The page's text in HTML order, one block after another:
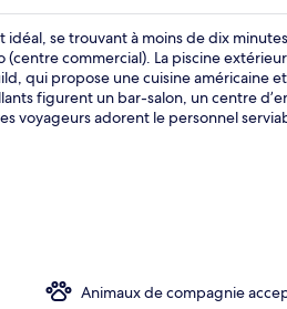
se trouvant à moins de dix
commercial). La piscine
qui propose une cuisine américaine
figurent un bar-salon, un centre
voyageurs adorent le personnel
Animaux de compagnie